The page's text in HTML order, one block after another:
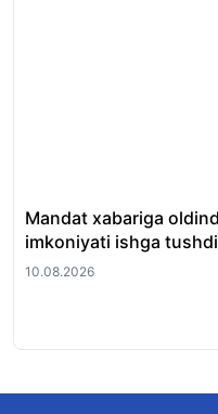
Mandat xabariga
imkoniyati ishga tushdi
10.08.2026